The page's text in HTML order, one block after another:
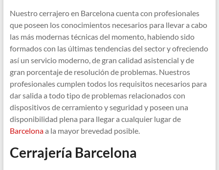
Nuestro cerrajero en Barcelona cuenta con profesionales
que poseen los conocimientos necesarios para llevar a cabo
las más modernas técnicas del momento, habiendo sido
formados con las últimas tendencias del sector y ofreciendo
así un servicio moderno, de gran calidad asistencial y de
gran porcentaje de resolución de problemas. Nuestros
profesionales cumplen todos los requisitos necesarios para
dar salida a todo tipo de problemas relacionados con
dispositivos de cerramiento y seguridad y poseen una
disponibilidad plena para llegar a cualquier lugar de
Barcelonaa la mayor brevedad posible.
Cerrajería Barcelona